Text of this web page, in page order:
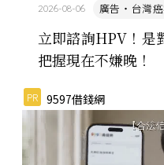
立即諮詢HPV！是
把握現在不嫌晚！
廣告・台灣
2026-08-06
PR 9597借錢網